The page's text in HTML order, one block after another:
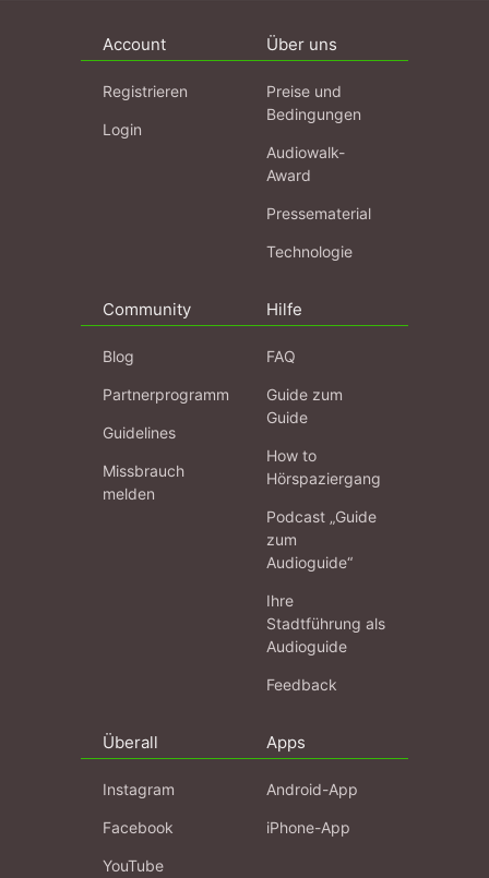
Account
Registrieren
Login
Über uns
Preise und
Bedingungen
Audiowalk-
Award
Pressematerial
Technologie
Community
Blog
Partnerprogramm
Guidelines
Missbrauch
melden
Hilfe
FAQ
Guide zum
Guide
How to
Hörspaziergang
Podcast „Guide
zum
Audioguide“
Ihre
Stadtführung als
Audioguide
Feedback
Überall
Instagram
Facebook
YouTube
Apps
Android-App
iPhone-App